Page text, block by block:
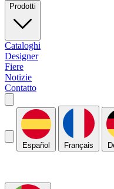
Prodotti
Cataloghi
Designer
Fiere
Notizie
Contatto
Español Français